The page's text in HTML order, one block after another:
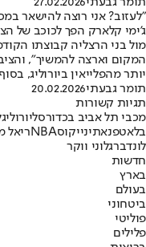
"לעזוב? אני רוצה להישאר
ג'ימי קלארק הפך לכוכב של
מול בני הרצליה קבוצתו
המקום וארצה להמשיך",
יותר מהפלייאין ביורוליג,
תומר גבעתי20.02.2026
תגיות קשורות
מכבי תל אביב בכדורסליורוליג
בלאטפנאתינייקוסNBAריאל
לונדברגלוני ווקר
חדשות
בארץ
בעולם
ביטחוני
פוליטי
פלילים